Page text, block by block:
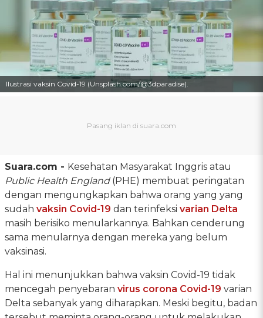
Ilustrasi vaksin Covid-19 (Unsplash.com/@3dparadise).
Suara.com - Kesehatan Masyarakat Inggris atau
Public Health England(PHE) membuat peringatan
dengan mengungkapkan bahwa orang yang yang
sudah vaksin Covid-19 dan terinfeksi varian Delta
masih berisiko menularkannya. Bahkan cenderung
sama menularnya dengan mereka yang belum
vaksinasi.
Hal ini menunjukkan bahwa vaksin Covid-19 tidak
mencegah penyebaran virus corona Covid-19 varian
Delta sebanyak yang diharapkan. Meski begitu, badan